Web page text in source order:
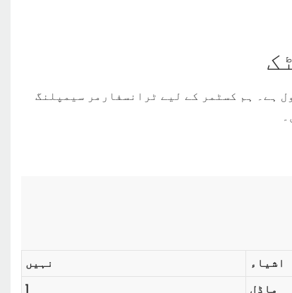
ہے۔ ہم کسٹمر کے لیے ٹرانسفارمر سیمپلنگ
نہیں اشیاء
1
ماڈل